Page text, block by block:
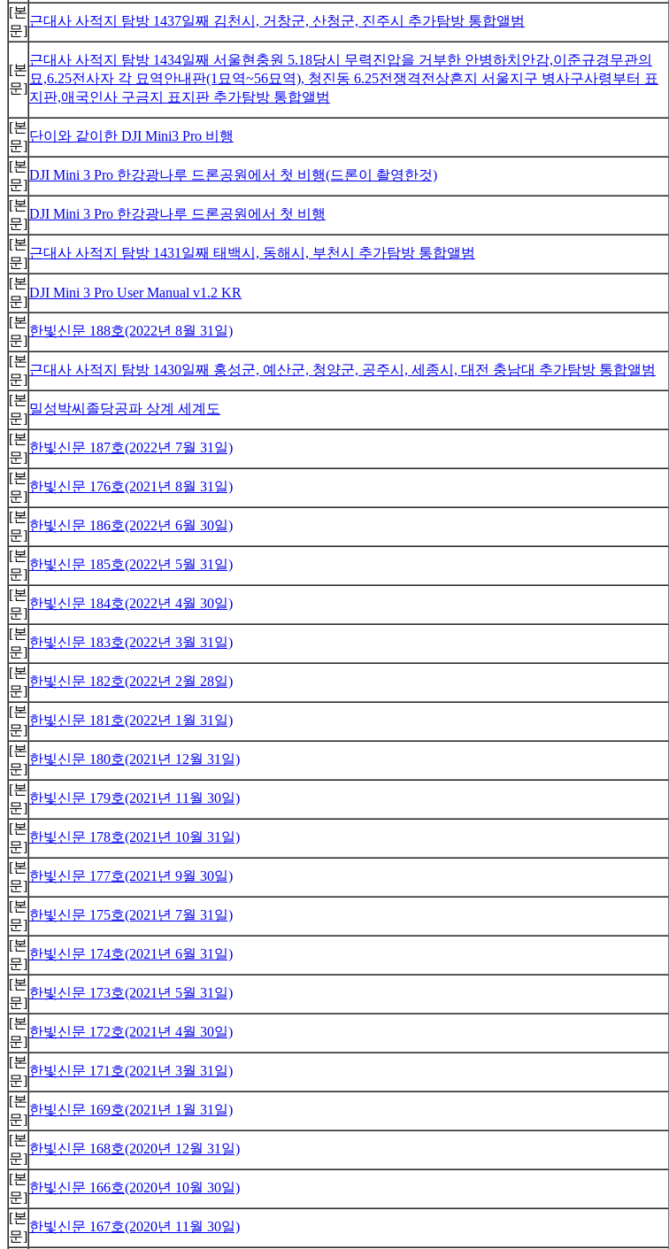
[본
문]
근대사 사적지 탐방 1437일째 김천시, 거창군, 산청군, 진주시 추가탐방 통합앨범
[본
문]
근대사 사적지 탐방 1434일째 서울현충원 5.18당시 무력진압을 거부한 안병하치안감,이준규경무관의
묘,6.25전사자 각 묘역안내판(1묘역~56묘역), 청진동 6.25전쟁격전상흔지 서울지구 병사구사령부터 표
지판,애국인사 구금지 표지판 추가탐방 통합앨범
[본
문]
단이와 같이한 DJI Mini3 Pro 비행
[본
문]
DJI Mini 3 Pro 한강광나루 드론공원에서 첫 비행(드론이 촬영한것)
[본
문]
DJI Mini 3 Pro 한강광나루 드론공원에서 첫 비행
[본
문]
근대사 사적지 탐방 1431일째 태백시, 동해시, 부천시 추가탐방 통합앨범
[본
문]
DJI Mini 3 Pro User Manual v1.2 KR
[본
문]
한빛신문 188호(2022년 8월 31일)
[본
문]
근대사 사적지 탐방 1430일째 홍성군, 예산군, 청양군, 공주시, 세종시, 대전 충남대 추가탐방 통합앨범
[본
문]
밀성박씨졸당공파 상계 세계도
[본
문]
한빛신문 187호(2022년 7월 31일)
[본
문]
한빛신문 176호(2021년 8월 31일)
[본
문]
한빛신문 186호(2022년 6월 30일)
[본
문]
한빛신문 185호(2022년 5월 31일)
[본
문]
한빛신문 184호(2022년 4월 30일)
[본
문]
한빛신문 183호(2022년 3월 31일)
[본
문]
한빛신문 182호(2022년 2월 28일)
[본
문]
한빛신문 181호(2022년 1월 31일)
[본
문]
한빛신문 180호(2021년 12월 31일)
[본
문]
한빛신문 179호(2021년 11월 30일)
[본
문]
한빛신문 178호(2021년 10월 31일)
[본
문]
한빛신문 177호(2021년 9월 30일)
[본
문]
한빛신문 175호(2021년 7월 31일)
[본
문]
한빛신문 174호(2021년 6월 31일)
[본
문]
한빛신문 173호(2021년 5월 31일)
[본
문]
한빛신문 172호(2021년 4월 30일)
[본
문]
한빛신문 171호(2021년 3월 31일)
[본
문]
한빛신문 169호(2021년 1월 31일)
[본
문]
한빛신문 168호(2020년 12월 31일)
[본
문]
한빛신문 166호(2020년 10월 30일)
[본
문]
한빛신문 167호(2020년 11월 30일)